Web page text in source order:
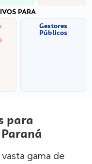
PARA
Gestores
Públicos
para
gama de